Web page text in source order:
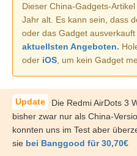
Dieser China-Gadgets-
Jahr alt. Es kann sein, dass
oder das Gadget ausverkauft
aktuellsten Angeboten.
oder iOS , um kein Gadget
Die Redmi AirDots 3
bisher zwar nur als China-
konnten uns im Test aber
sie bei Banggood für 30,70€